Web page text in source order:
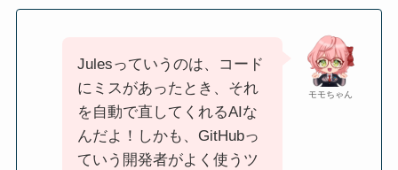
モモちゃん
Julesっていうのは、コード
にミスがあったとき、それ
を自動で直してくれるAIな
んだよ！しかも、GitHubっ
ていう開発者がよく使うツ